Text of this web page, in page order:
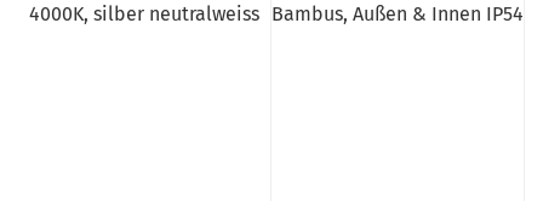
4000K, silber neutralweiss Bambus, Außen & Innen IP54